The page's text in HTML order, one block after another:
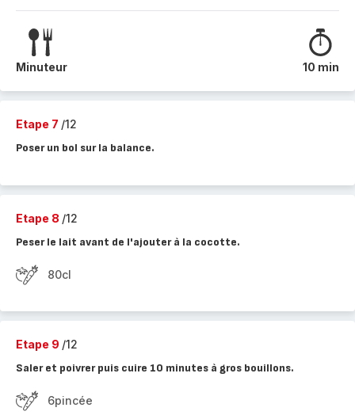
Minuteur 10 min
Etape 7 /12
Poser un bol sur la balance.
Etape 8 /12
Peser le lait avant de l'ajouter à la cocotte.
80cl
Etape 9 /12
Saler et poivrer puis cuire 10 minutes à gros bouillons.
6pincée